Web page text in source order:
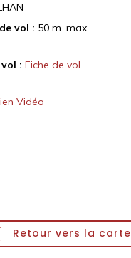
vol : 50 m. max.
: Fiche de vol
Vidéo
Retour vers la carte